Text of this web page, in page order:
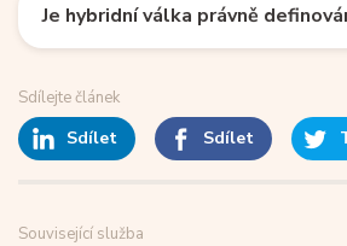
Je hybridní válka právně
Sdílejte článek
Sdílet Sdílet
Související služba